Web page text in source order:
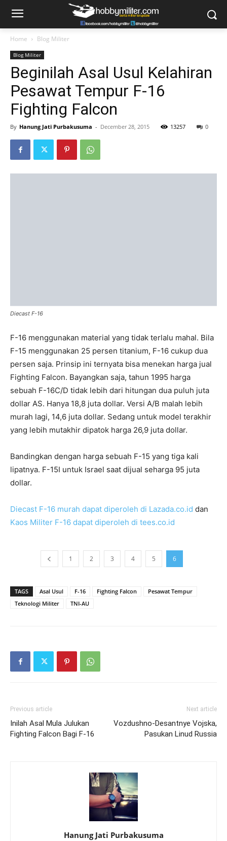
Home Blog Militer
Blog Militer
Beginilah Asal Usul Kelahiran
Pesawat Tempur F-16
Fighting Falcon
By Hanung Jati Purbakusuma - December 28, 2015 13257 0
Diecast F-16
F-16 menggunakan material yang tidak terlalu mahal. Bila
F-15 menggunakan 25 persen titanium, F-16 cukup dua
persen saja. Prinsip ini ternyata bisa menekan harga jual
Fighting Falcon. Bayangkan saja, tahun 1995 harga
sebuah F-16C/D tidak lebih dari hitungan dua puluh juta
dollar AS. Hanya 18,8 juta dollar. Versi A/B malah lebih
murah lagi, 14,6 juta dollar. Sedang untuk model terakhir
yang lebih mutakhir dipatok harga 26,9 juta dollar.
Bandingkan dengan harga sebuah F-15 yang tiga kali
lipatnya. F-15I untuk Israel saat dijual seharga 95 juta
dollar.
Diecast F-16 murah dapat diperoleh di Lazada.co.id dan
Kaos Militer F-16 dapat diperoleh di tees.co.id
1 2 3 4 5 6
TAGS Asal Usul F-16 Fighting Falcon
Pesawat Tempur
Teknologi Militer
TNI-AU
Previous article
Inilah Asal Mula Julukan
Fighting Falcon Bagi F-16
Next article
Vozdushno-Desantnye Vojska,
Pasukan Linud Russia
Hanung Jati Purbakusuma